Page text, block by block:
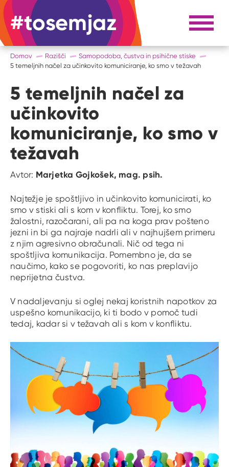
#tosemjaz #to sem jaz Razpri
Domov Razišči
Samopodoba, čustva in psihične stiske
5 temeljnih načel za učinkovito komuniciranje, ko smo v težavah
5 temeljnih načel za
učinkovito
komuniciranje, ko smo v
težavah
Avtor: Marjetka Gojkošek, mag. psih.
Najtežje je spoštljivo in učinkovito komunicirati, ko
smo v stiski ali s kom v konfliktu. Torej, ko smo
žalostni, razočarani, ali pa na koga prav pošteno
jezni in bi ga najraje nadrli ali v najhujšem primeru
z njim agresivno obračunali. Nič od tega ni
spoštljiva komunikacija. Pomembno je, da se
naučimo, kako se pogovoriti, ko nas preplavijo
neprijetna čustva.
V nadaljevanju si oglej nekaj koristnih napotkov za
uspešno komunikacijo, ki ti bodo v pomoč tudi
tedaj, kadar si v težavah ali s kom v konfliktu.